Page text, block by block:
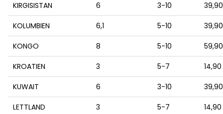
KIRGISISTAN 6 3-10
KOLUMBIEN 6,1 5-10
KONGO 8 5-10
KROATIEN 3 5-7
KUWAIT 6 3-10
LETTLAND 3 5-7